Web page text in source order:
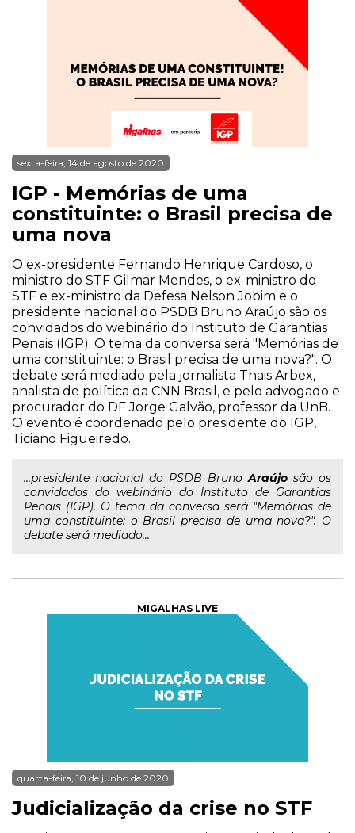
sexta-feira, 14 de agosto de 2020
IGP - Memórias de uma
constituinte: o Brasil precisa de
uma nova
O ex-presidente Fernando Henrique Cardoso, o
ministro do STF Gilmar Mendes, o ex-ministro do
STF e ex-ministro da Defesa Nelson Jobim e o
presidente nacional do PSDB Bruno Araújo são os
convidados do webinário do Instituto de Garantias
Penais (IGP). O tema da conversa será "Memórias de
uma constituinte: o Brasil precisa de uma nova?". O
debate será mediado pela jornalista Thais Arbex,
analista de política da CNN Brasil, e pelo advogado e
procurador do DF Jorge Galvão, professor da UnB.
O evento é coordenado pelo presidente do IGP,
Ticiano Figueiredo.
...presidente nacional do PSDB BrunoAraújo são os
convidados do webinário do Instituto de Garantias
Penais (IGP). O tema da conversa será "Memórias de
uma constituinte: o Brasil precisa de uma nova?". O
debate será mediado...
MIGALHAS LIVE
quarta-feira, 10 de junho de 2020
Judicialização da crise no STF